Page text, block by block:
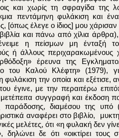
και χωρίς τη σφραγίδα της
πεντάμηνη φυλάκιση και
[όπως έλεγε ο ίδιος] μου
και πάνω από χίλια
η πείσμων μη ένταξή
ή άλλους
έρευνα της
του Καλού Κλέφτη» (1979),
την οποία και εξέτισε,
έγινε, με την περαιτέρω
συγγραφή και έκδοση
παράδοσης, διαμέσου της υπό
αναφέρει στο βιβλίο,
μελέτες, ότι «η φυλακή δεν
δηλώνει δε ότι «οικτίρει τους